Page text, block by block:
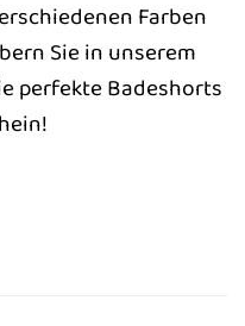
Farben
Sie in unserem
perfekte Badeshorts